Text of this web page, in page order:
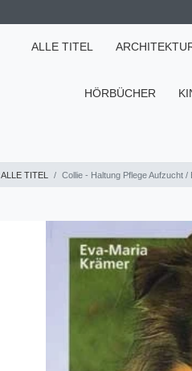
ALLE TITEL
HÖRBÜCHER
ALLE TITEL Collie - Haltung Pflege Aufzucht